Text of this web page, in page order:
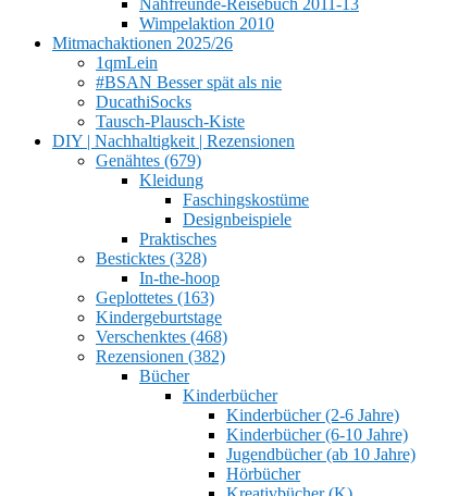
Nähfreunde-Reisebuch 2011-13
Wimpelaktion 2010
Mitmachaktionen 2025/26
1qmLein
#BSAN Besser spät als nie
DucathiSocks
Tausch-Plausch-Kiste
DIY | Nachhaltigkeit | Rezensionen
Genähtes (679)
Kleidung
Faschingskostüme
Designbeispiele
Praktisches
Besticktes (328)
In-the-hoop
Geplottetes (163)
Kindergeburtstage
Verschenktes (468)
Rezensionen (382)
Bücher
Kinderbücher
Kinderbücher (2-6 Jahre)
Kinderbücher (6-10 Jahre)
Jugendbücher (ab 10 Jahre)
Hörbücher